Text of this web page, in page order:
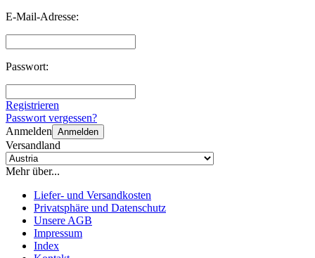
E-Mail-Adresse:
Passwort:
Registrieren
Passwort vergessen?
Anmelden Anmelden
Versandland
Mehr über...
Liefer- und Versandkosten
Privatsphäre und Datenschutz
Unsere AGB
Impressum
Index